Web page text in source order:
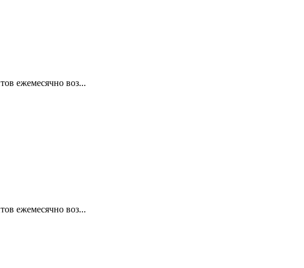
ежемесячно воз...
ежемесячно воз...